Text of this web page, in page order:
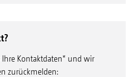
Ihre Kontaktdaten* und wir
zurückmelden: